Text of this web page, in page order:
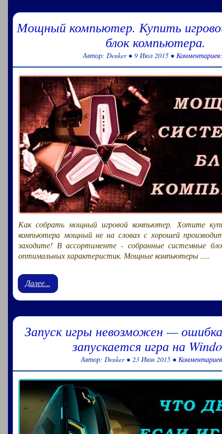
Мощный компьютер. Купить
блок компьютера.
Автор: Denker ● 9 Июл 2015 ●
Как собрать мощный игровой компьютер. Хотите
компьютера мощный не на словах с хорошей
заходите! В ассортименте - собранные системные
оптимальных характеристик. Мощные компьютеры .....
Далее...
Запуск игры невозможен —
запускается игра на
Автор: Denker ● 23 Июн 2015 ●